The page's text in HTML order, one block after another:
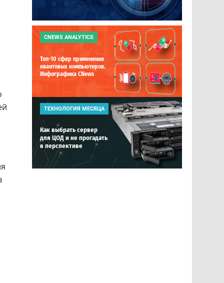
CNEWS ANALYTICS
Топ-10 сфер применения
квантовых компьютеров.
Инфографика CNews
ТЕХНОЛОГИЯ МЕСЯЦА
Как выбрать сервер
для ЦОД и не прогадать
в перспективе